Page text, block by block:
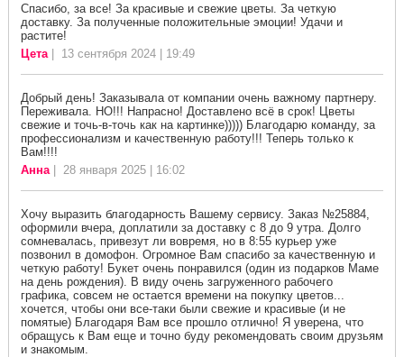
Спасибо, за все! За красивые и свежие цветы. За четкую
доставку. За полученные положительные эмоции! Удачи и
растите!
Цета| 13 сентября 2024 | 19:49
Добрый день! Заказывала от компании очень важному партнеру.
Переживала. НО!!! Напрасно! Доставлено всё в срок! Цветы
свежие и точь-в-точь как на картинке))))) Благодарю команду, за
профессионализм и качественную работу!!! Теперь только к
Вам!!!!
Анна| 28 января 2025 | 16:02
Хочу выразить благодарность Вашему сервису. Заказ №25884,
оформили вчера, доплатили за доставку с 8 до 9 утра. Долго
сомневалась, привезут ли вовремя, но в 8:55 курьер уже
позвонил в домофон. Огромное Вам спасибо за качественную и
четкую работу! Букет очень понравился (один из подарков Маме
на день рождения). В виду очень загруженного рабочего
графика, совсем не остается времени на покупку цветов...
хочется, чтобы они все-таки были свежие и красивые (и не
помятые) Благодаря Вам все прошло отлично! Я уверена, что
обращусь к Вам еще и точно буду рекомендовать своим друзьям
и знакомым.